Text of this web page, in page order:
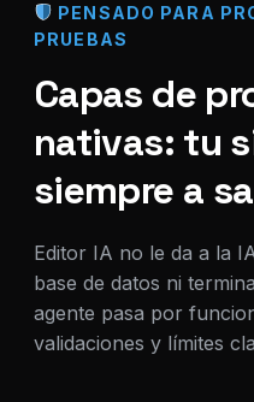
PENSADO PARA
PRUEBAS
Capas de
nativas: tu
siempre a
Editor IA no le da a la
base de datos ni
agente pasa por
validaciones y límites